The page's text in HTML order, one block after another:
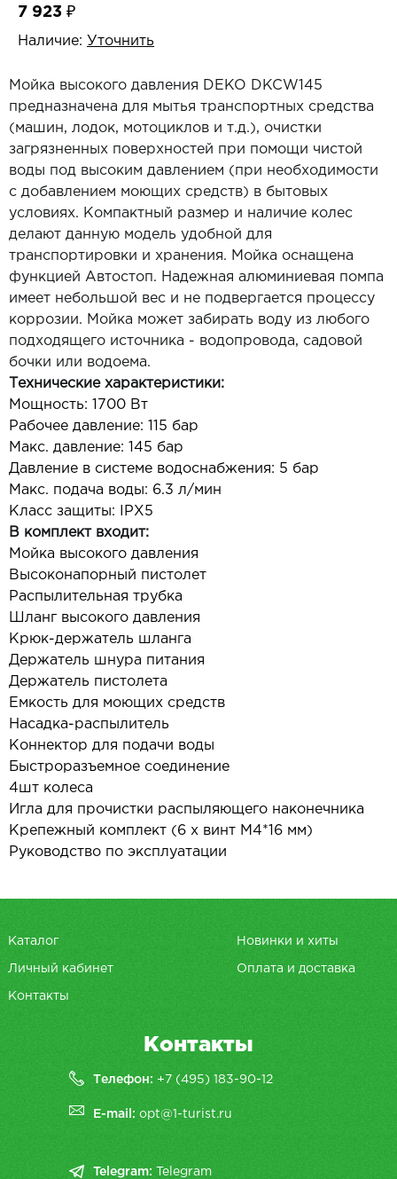
7 923 ₽
Наличие: Уточнить
Мойка высокого давления DEKO DKCW145
предназначена для мытья транспортных средства
(машин, лодок, мотоциклов и т.д.), очистки
загрязненных поверхностей при помощи чистой
воды под высоким давлением (при необходимости
с добавлением моющих средств) в бытовых
условиях. Компактный размер и наличие колес
делают данную модель удобной для
транспортировки и хранения. Мойка оснащена
функцией Автостоп. Надежная алюминиевая помпа
имеет небольшой вес и не подвергается процессу
коррозии. Мойка может забирать воду из любого
подходящего источника - водопровода, садовой
бочки или водоема.
Технические характеристики:
Мощность: 1700 Вт
Рабочее давление: 115 бар
Макс. давление: 145 бар
Давление в системе водоснабжения: 5 бар
Макс. подача воды: 6.3 л/мин
Класс защиты: IPX5
В комплект входит:
Мойка высокого давления
Высоконапорный пистолет
Распылительная трубка
Шланг высокого давления
Крюк-держатель шланга
Держатель шнура питания
Держатель пистолета
Емкость для моющих средств
Насадка-распылитель
Коннектор для подачи воды
Быстроразъемное соединение
4шт колеса
Игла для прочистки распыляющего наконечника
Крепежный комплект (6 х винт М4*16 мм)
Руководство по эксплуатации
Каталог Новинки и хиты
Личный кабинет Оплата и доставка
Контакты
Контакты
Телефон: +7 (495) 183-90-12
E-mail:opt@1-turist.ru
Telegram: Telegram